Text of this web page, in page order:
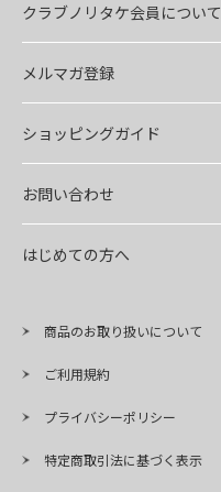
クラブノリタケ会員について
メルマガ登録
ショッピングガイド
お問い合わせ
はじめての方へ
商品のお取り扱いについて
ご利用規約
プライバシーポリシー
特定商取引法に基づく表示